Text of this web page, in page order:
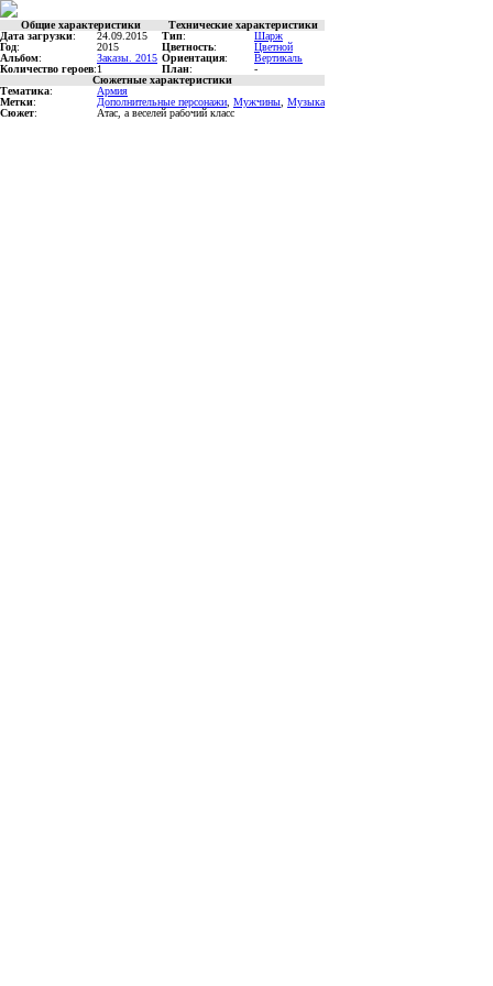
Общие характеристики
Технические характеристики
Дата загрузки: 24.09.2015 Тип:
Шарж
Год: 2015 Цветность:
Цветной
Альбом: Заказы. 2015 Ориентация:
Вертикаль
Количество героев:1 План:
-
Сюжетные характеристики
Тематика:
Армия
Метки: Дополнительные персонажи Мужчины Музыка
Сюжет: Атас, а веселей рабочий класс